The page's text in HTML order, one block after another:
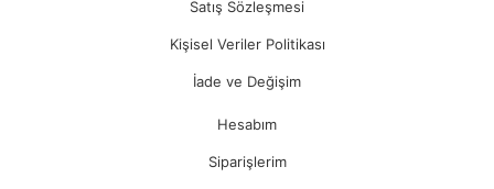
Satış Sözleşmesi
Kişisel Veriler Politikası
İade ve Değişim
Hesabım
Siparişlerim